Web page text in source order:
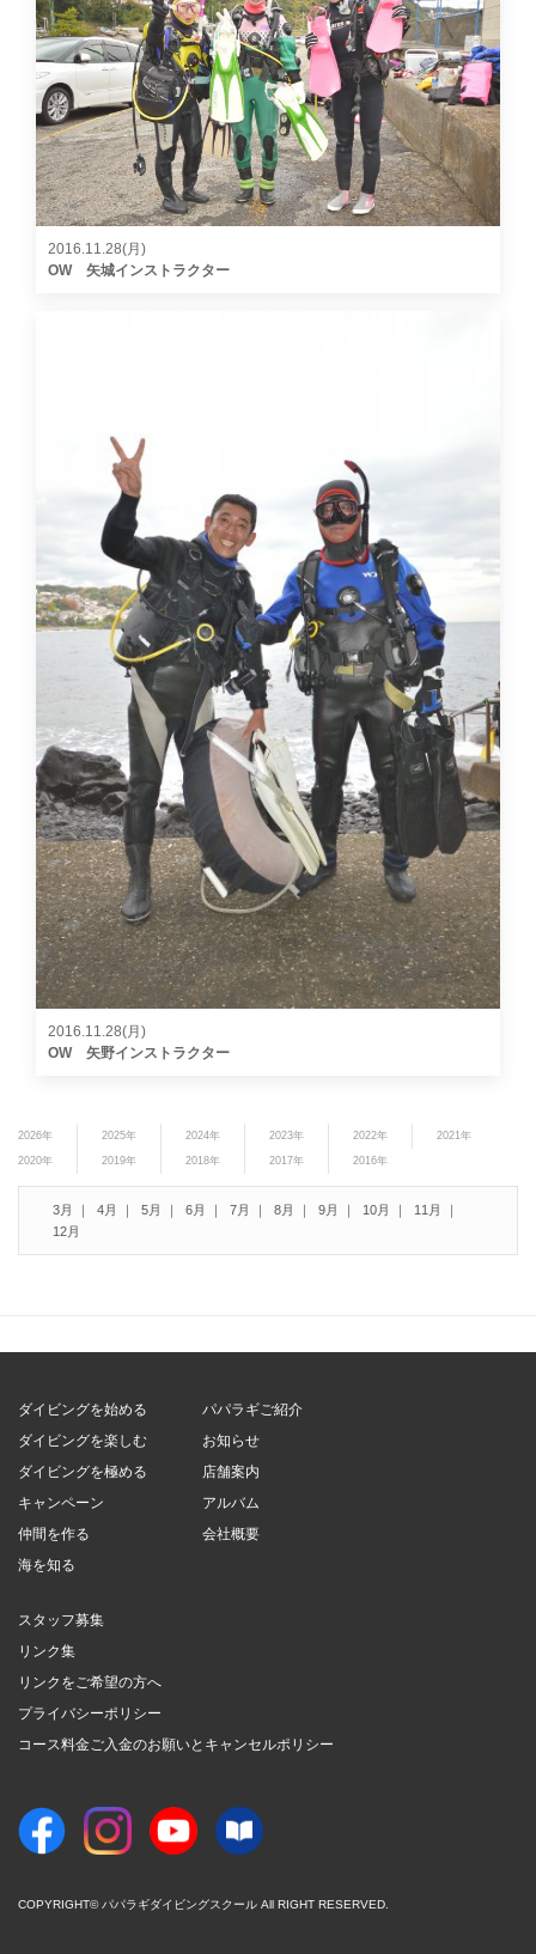
2016.11.28(月)
OW 矢城インストラクター
2016.11.28(月)
OW 矢野インストラクター
2026年 2025年 2024年 2023年 2022年 2021年
2020年 2019年 2018年 2017年 2016年
3月 4月 5月 6月 7月 8月 9月 10月
11月
12月
ダイビングを始める
ダイビングを楽しむ
ダイビングを極める
キャンペーン
仲間を作る
海を知る
パパラギご紹介
お知らせ
店舗案内
アルバム
会社概要
スタッフ募集
リンク集
リンクをご希望の方へ
プライバシーポリシー
コース料金ご入金のお願いとキャンセルポリシー
COPYRIGHT© パパラギダイビングスクール All RIGHT RESERVED.